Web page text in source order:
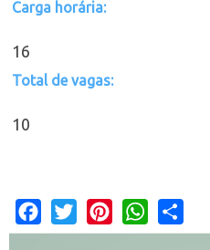
Carga horária:
16
Total de vagas:
10
Facebook
Twitter PinterestWhatsApp